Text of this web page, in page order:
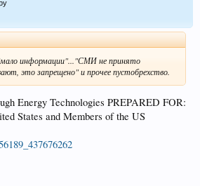
информации"..."СМИ не принято
это запрещено" и прочее пустобрехство.
Energy Technologies PREPARED FOR:
States and Members of the US